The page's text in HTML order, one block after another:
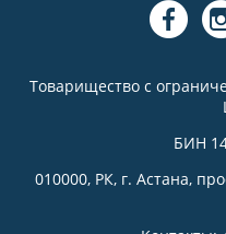
Товарищество с
БИН
010000, РК, г. Астана,